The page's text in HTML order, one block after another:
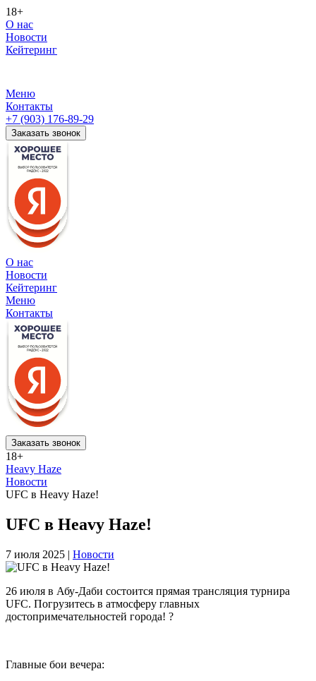
18+
О нас
Новости
Кейтеринг
Меню
Контакты
+7 (903) 176-89-29
Заказать звонок
О нас
Новости
Кейтеринг
Меню
Контакты
Заказать звонок
18+
Heavy Haze
Новости
UFC в Heavy Haze!
UFC в Heavy Haze!
7 июля 2025 | Новости
26 июля в Абу-Даби состоится прямая трансляция турнира
UFC. Погрузитесь в атмосферу главных
достопримечательностей города! ?
Главные бои вечера: